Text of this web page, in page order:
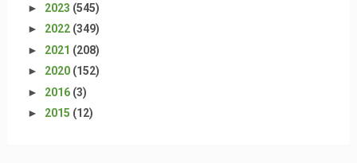
► 2023 (545)
► 2022 (349)
► 2021 (208)
► 2020 (152)
► 2016 (3)
► 2015 (12)